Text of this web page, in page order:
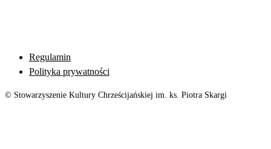
Regulamin
Polityka prywatności
© Stowarzyszenie Kultury Chrześcijańskiej im. ks. Piotra Skargi